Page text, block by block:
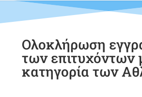
Ολοκλήρωση
των επιτυχόντων
κατηγορία των